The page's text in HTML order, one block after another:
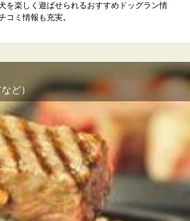
を楽しく遊ばせられるおすすめドッグラン情
コミ情報も充実。
ど）